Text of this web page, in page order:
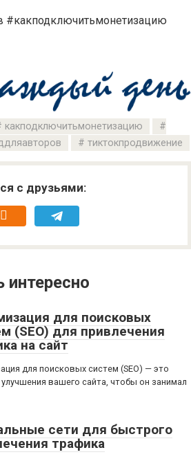
#какподключитьмонетизацию
какподключитьмонетизацию
тиктокпродвижение
с друзьями:
для поисковых
(SEO) для привлечения
на сайт
для поисковых систем (SEO) — это
вашего сайта, чтобы он занимал
сети для быстрого
трафика